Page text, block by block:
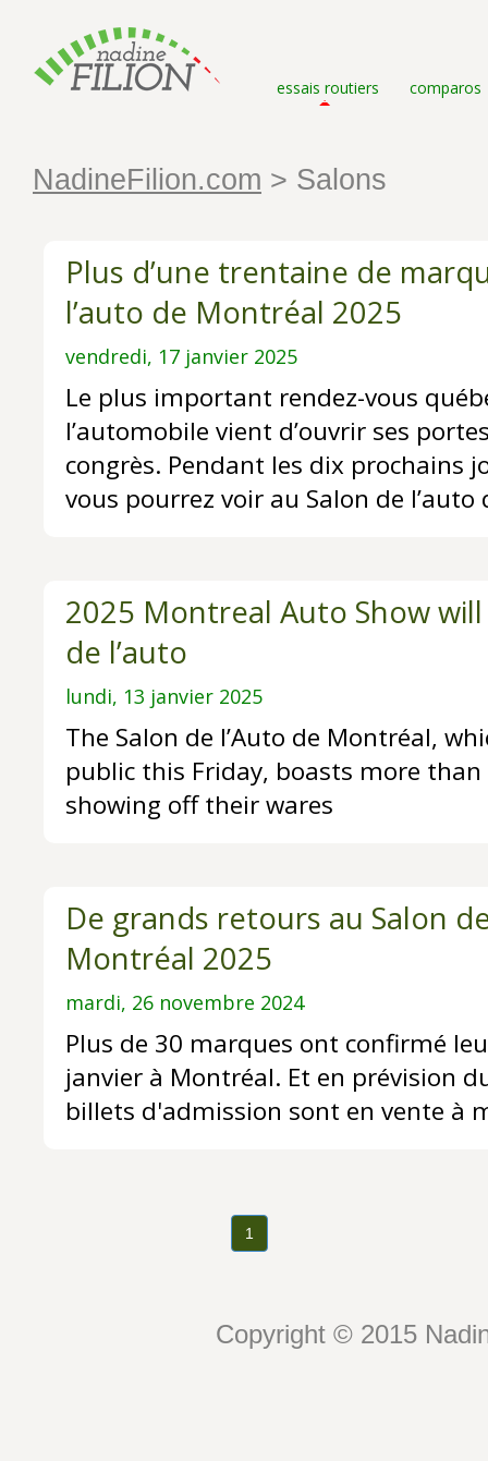
essais routiers comparos
NadineFilion.com > Salons
Plus d’une trentaine de
l’auto de Montréal 2025
vendredi, 17 janvier 2025
Le plus important rendez-vous
l’automobile vient d’ouvrir ses
congrès. Pendant les dix prochains
vous pourrez voir au Salon de
2025 Montreal Auto Show
de l’auto
lundi, 13 janvier 2025
The Salon de l’Auto de Montréal,
public this Friday, boasts more
showing off their wares
De grands retours au Salon
Montréal 2025
mardi, 26 novembre 2024
Plus de 30 marques ont confirmé
janvier à Montréal. Et en prévision
billets d'admission sont en vente à
1
Copyright © 2015